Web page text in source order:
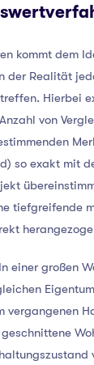
kommt dem
der Realität
Hierbei
von
so exakt mit
tiefgreifende
einer großen
vergangenen